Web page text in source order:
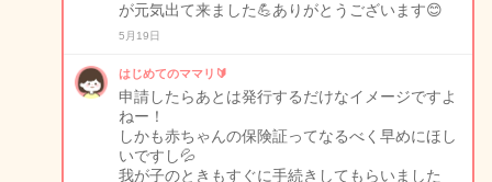
が元気出て来ました💪ありがとうございます😊
5月19日
はじめてのママリ🔰
申請したらあとは発行するだけなイメージですよ
ねー！
しかも赤ちゃんの保険証ってなるべく早めにほし
いですし💦
我が子のときもすぐに手続きしてもらいました